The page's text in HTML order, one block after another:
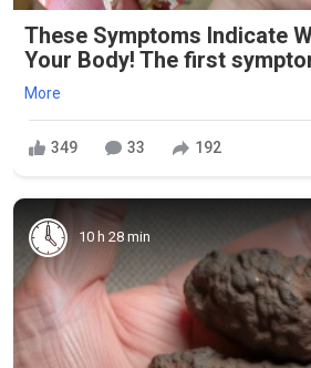
These Symptoms Indicate
Your Body! The first
More
349 33 192
10 h 28 min